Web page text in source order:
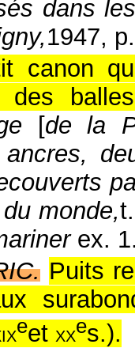
dans
1947,
canon
des
[de la
ancres,
monde,
ex.
Puits
eet xxes.).